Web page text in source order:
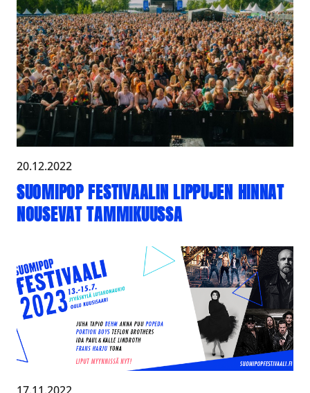
20.12.2022
SUOMIPOP FESTIVAALIN LIPPUJEN HINNAT
NOUSEVAT TAMMIKUUSSA